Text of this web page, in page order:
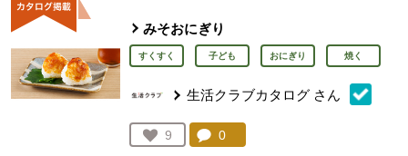
みそおにぎり
すくすく 子ども おにぎり 焼く
生活クラブカタログ さん
お気に入り登録：
9
人が登録
コメント：
0